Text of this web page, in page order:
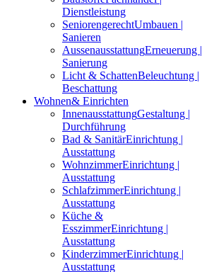
Dienstleistung
SeniorengerechtUmbauen |
Sanieren
AussenausstattungErneuerung |
Sanierung
Licht & SchattenBeleuchtung |
Beschattung
Wohnen& Einrichten
InnenausstattungGestaltung |
Durchführung
Bad & SanitärEinrichtung |
Ausstattung
WohnzimmerEinrichtung |
Ausstattung
SchlafzimmerEinrichtung |
Ausstattung
Küche &
EsszimmerEinrichtung |
Ausstattung
KinderzimmerEinrichtung |
Ausstattung